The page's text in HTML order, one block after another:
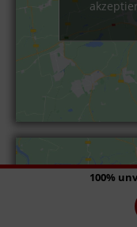
100%